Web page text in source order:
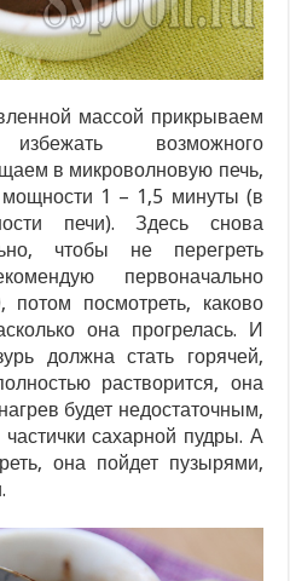
массой прикрываем
возможного
в микроволновую печь,
1 – 1,5 минуты (в
печи). Здесь снова
чтобы не перегреть
первоначально
потом посмотреть, каково
она прогрелась. И
должна стать горячей,
растворится, она
будет недостаточным,
сахарной пудры. А
она пойдет пузырями,